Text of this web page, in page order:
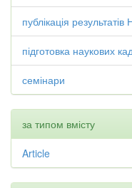
публікація
підготовка наукових
семінари
за типом вмісту
Article